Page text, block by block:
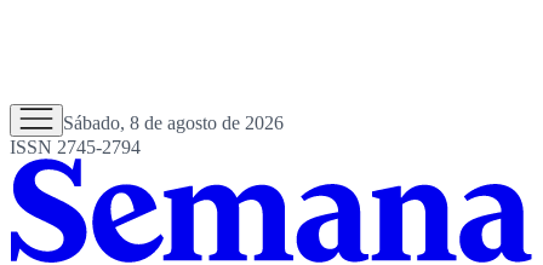
Sábado, 8 de agosto de 2026
ISSN 2745-2794